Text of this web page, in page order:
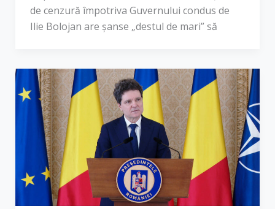
de cenzură împotriva Guvernului condus de
Ilie Bolojan are șanse „destul de mari” să